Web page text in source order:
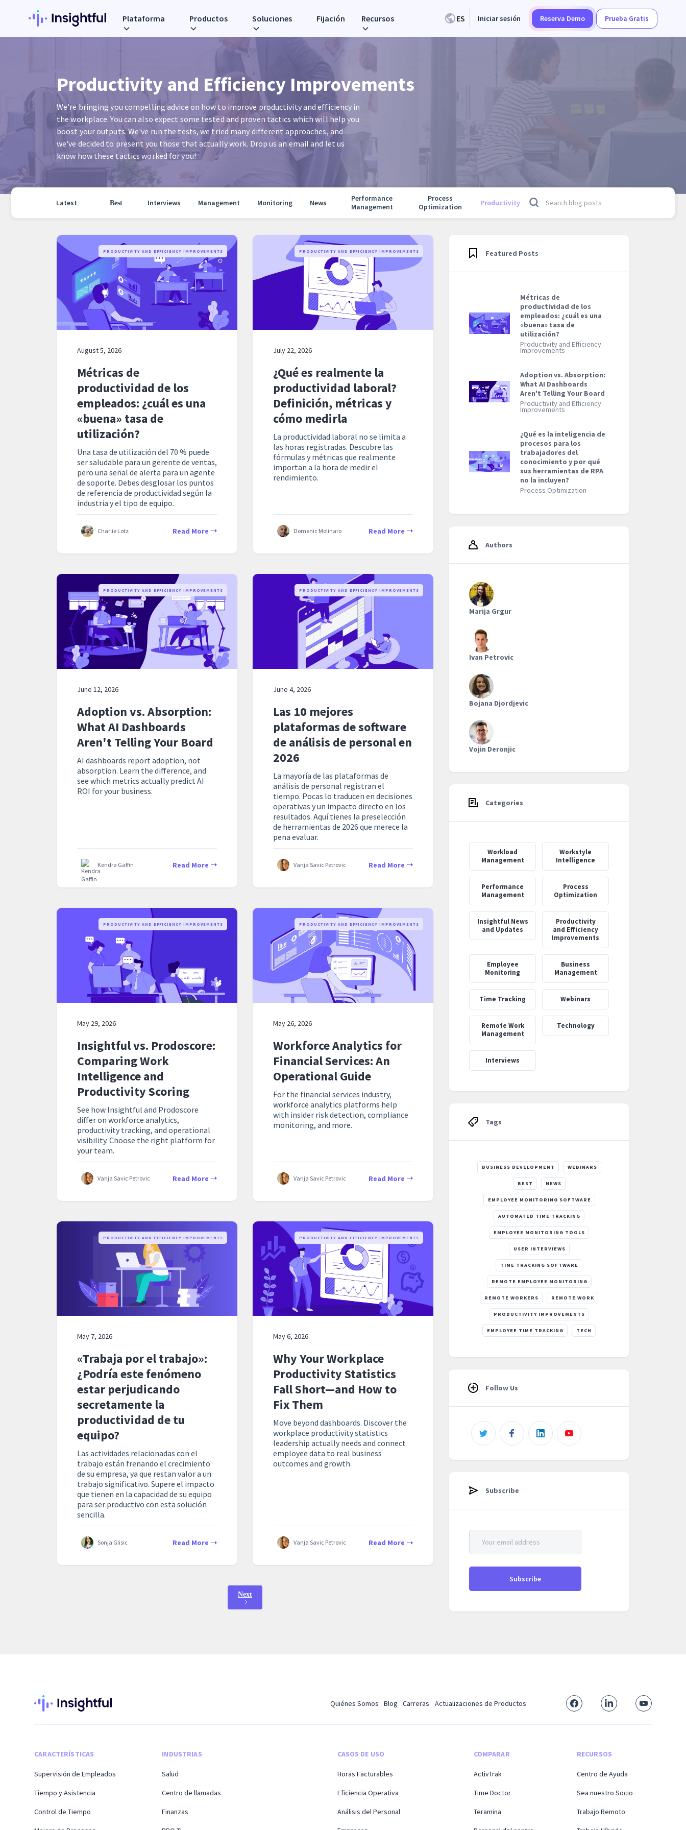
Plataforma Productos Soluciones Fijación Recursos ES Iniciar sesión Reserva Demo Prueba Gratis
Productivity and Efficiency Improvements
We’re bringing you compelling advice on how to improve productivity and efficiency in
the workplace. You can also expect some tested and proven tactics which will help you
boost your outputs. We've run the tests, we tried many different approaches, and
we've decided to present you those that actually work. Drop us an email and let us
know how these tactics worked for you!
Latest Best Interviews Management Monitoring News
Performance
Management
Process
Optimization
Productivity
PRODUCTIVITY AND EFFICIENCY IMPROVEMENTS
August 5, 2026
Métricas de
productividad de los
empleados: ¿cuál es una
«buena» tasa de
utilización?
Una tasa de utilización del 70 % puede
ser saludable para un gerente de ventas,
pero una señal de alerta para un agente
de soporte. Debes desglosar los puntos
de referencia de productividad según la
industria y el tipo de equipo.
Charlie Lotz Read More
PRODUCTIVITY AND EFFICIENCY IMPROVEMENTS
July 22, 2026
¿Qué es realmente la
productividad laboral?
Definición, métricas y
cómo medirla
La productividad laboral no se limita a
las horas registradas. Descubre las
fórmulas y métricas que realmente
importan a la hora de medir el
rendimiento.
Domenic Molinaro Read More
PRODUCTIVITY AND EFFICIENCY IMPROVEMENTS
June 12, 2026
Adoption vs. Absorption:
What AI Dashboards
Aren't Telling Your Board
AI dashboards report adoption, not
absorption. Learn the difference, and
see which metrics actually predict AI
ROI for your business.
Kendra Gaffin Read More
PRODUCTIVITY AND EFFICIENCY IMPROVEMENTS
June 4, 2026
Las 10 mejores
plataformas de software
de análisis de personal en
2026
La mayoría de las plataformas de
análisis de personal registran el
tiempo. Pocas lo traducen en decisiones
operativas y un impacto directo en los
resultados. Aquí tienes la preselección
de herramientas de 2026 que merece la
pena evaluar.
Vanja Savic Petrovic Read More
PRODUCTIVITY AND EFFICIENCY IMPROVEMENTS
May 29, 2026
Insightful vs. Prodoscore:
Comparing Work
Intelligence and
Productivity Scoring
See how Insightful and Prodoscore
differ on workforce analytics,
productivity tracking, and operational
visibility. Choose the right platform for
your team.
Vanja Savic Petrovic Read More
PRODUCTIVITY AND EFFICIENCY IMPROVEMENTS
May 26, 2026
Workforce Analytics for
Financial Services: An
Operational Guide
For the financial services industry,
workforce analytics platforms help
with insider risk detection, compliance
monitoring, and more.
Vanja Savic Petrovic Read More
PRODUCTIVITY AND EFFICIENCY IMPROVEMENTS
May 7, 2026
«Trabaja por el trabajo»:
¿Podría este fenómeno
estar perjudicando
secretamente la
productividad de tu
equipo?
Las actividades relacionadas con el
trabajo están frenando el crecimiento
de su empresa, ya que restan valor a un
trabajo significativo. Supere el impacto
que tienen en la capacidad de su equipo
para ser productivo con esta solución
sencilla.
Sonja Glisic Read More
PRODUCTIVITY AND EFFICIENCY IMPROVEMENTS
May 6, 2026
Why Your Workplace
Productivity Statistics
Fall Short—and How to
Fix Them
Move beyond dashboards. Discover the
workplace productivity statistics
leadership actually needs and connect
employee data to real business
outcomes and growth.
Vanja Savic Petrovic Read More
Next
Featured Posts
Métricas de
productividad de los
empleados: ¿cuál es una
«buena» tasa de
utilización?
Productivity and Efficiency
Improvements
Adoption vs. Absorption:
What AI Dashboards
Aren't Telling Your Board
Productivity and Efficiency
Improvements
¿Qué es la inteligencia de
procesos para los
trabajadores del
conocimiento y por qué
sus herramientas de RPA
no la incluyen?
Process Optimization
Authors
Marija Grgur
Ivan Petrovic
Bojana Djordjevic
Vojin Deronjic
Categories
Workload
Management
Workstyle
Intelligence
Performance
Management
Process
Optimization
‍Insightful News
and Updates
Productivity
and Efficiency
Improvements
Employee
Monitoring
Business
Management
Time Tracking Webinars
Remote Work
Management
Technology
Interviews
Tags
BUSINESS DEVELOPMENT WEBINARS
BEST NEWS
EMPLOYEE MONITORING SOFTWARE
AUTOMATED TIME TRACKING
EMPLOYEE MONITORING TOOLS
USER INTERVIEWS
TIME TRACKING SOFTWARE
REMOTE EMPLOYEE MONITORING
REMOTE WORKERS REMOTE WORK
PRODUCTIVITY IMPROVEMENTS
EMPLOYEE TIME TRACKING TECH
Follow Us
Subscribe
Quiénes Somos Blog Carreras Actualizaciones de Productos
CARACTERÍSTICAS
Supervisión de Empleados
Tiempo y Asistencia
Control de Tiempo
INDUSTRIAS
Salud
Centro de llamadas
Finanzas
CASOS DE USO
Horas Facturables
Eficiencia Operativa
Análisis del Personal
COMPARAR
ActivTrak
Time Doctor
Teramina
RECURSOS
Centro de Ayuda
Sea nuestro Socio
Trabajo Remoto